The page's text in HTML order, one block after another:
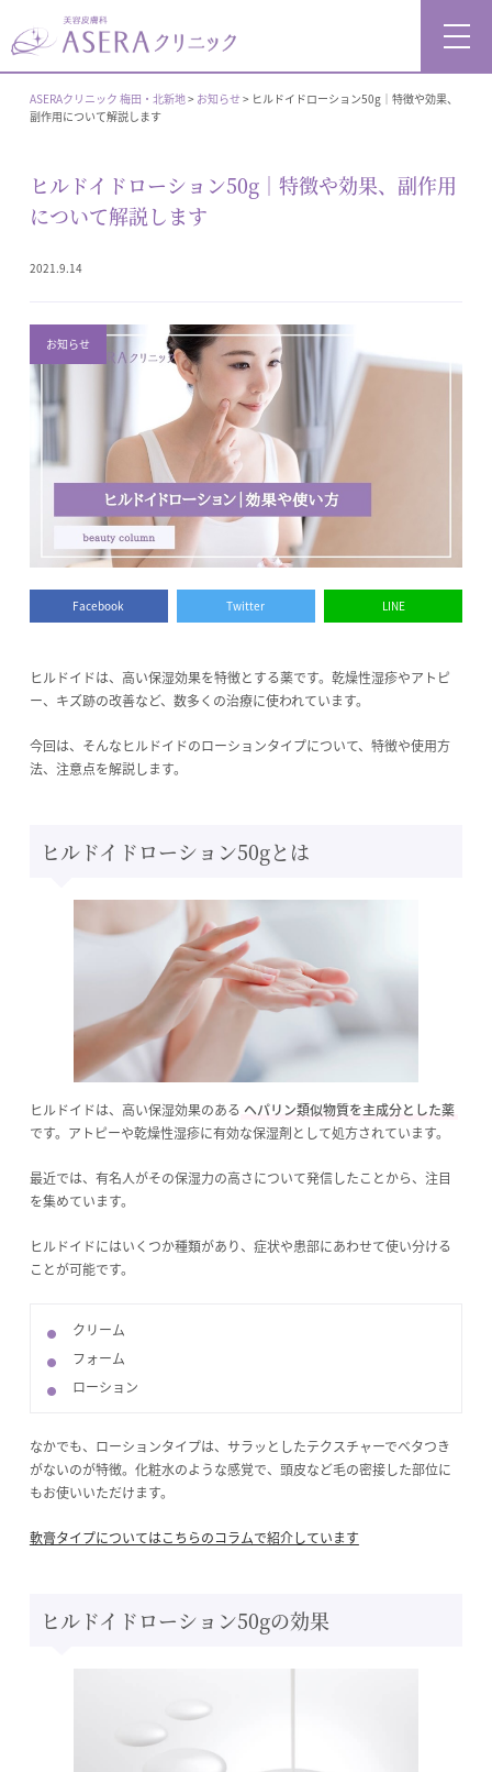
ASERAクリニック 梅田・北新地> お知らせ > ヒルドイドローション50g｜特徴や効果、
副作用について解説します
ヒルドイドローション50g｜特徴や効果、副作用
について解説します
2021.9.14
お知らせ
Facebook Twitter LINE
ヒルドイドは、高い保湿効果を特徴とする薬です。乾燥性湿疹やアトピ
ー、キズ跡の改善など、数多くの治療に使われています。
今回は、そんなヒルドイドのローションタイプについて、特徴や使用方
法、注意点を解説します。
ヒルドイドローション50gとは
ヒルドイドは、高い保湿効果のある ヘパリン類似物質を主成分とした薬
です。アトピーや乾燥性湿疹に有効な保湿剤として処方されています。
最近では、有名人がその保湿力の高さについて発信したことから、注目
を集めています。
ヒルドイドにはいくつか種類があり、症状や患部にあわせて使い分ける
ことが可能です。
クリーム
フォーム
ローション
なかでも、ローションタイプは、サラッとしたテクスチャーでベタつき
がないのが特徴。化粧水のような感覚で、頭皮など毛の密接した部位に
もお使いいただけます。
軟膏タイプについてはこちらのコラムで紹介しています
ヒルドイドローション50gの効果